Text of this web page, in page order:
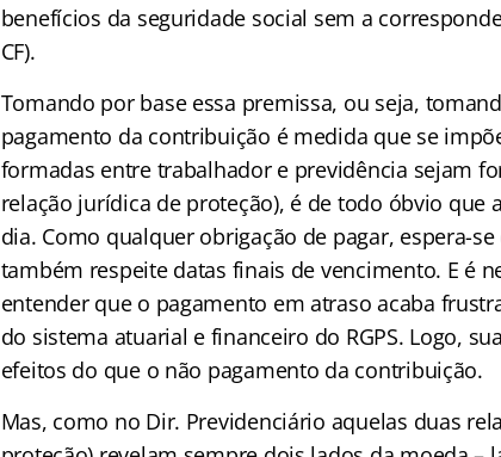
benefícios da seguridade social sem a
CF).
Tomando por base essa premissa, ou seja,
pagamento da contribuição é medida que se
formadas entre trabalhador e previdência sejam
relação jurídica de proteção), é de todo óbvio que
dia. Como qualquer obrigação de pagar, espera-
também respeite datas finais de vencimento. E é
entender que o pagamento em atraso acaba
do sistema atuarial e financeiro do RGPS. Logo,
efeitos do que o não pagamento da contribuição.
Mas, como no Dir. Previdenciário aquelas duas